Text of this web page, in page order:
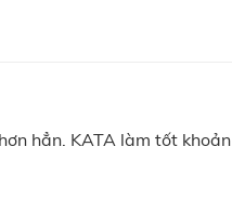
1 + Chườm nóng + Âm
2 + Chườm nóng + Âm
hẳn. KATA làm tốt